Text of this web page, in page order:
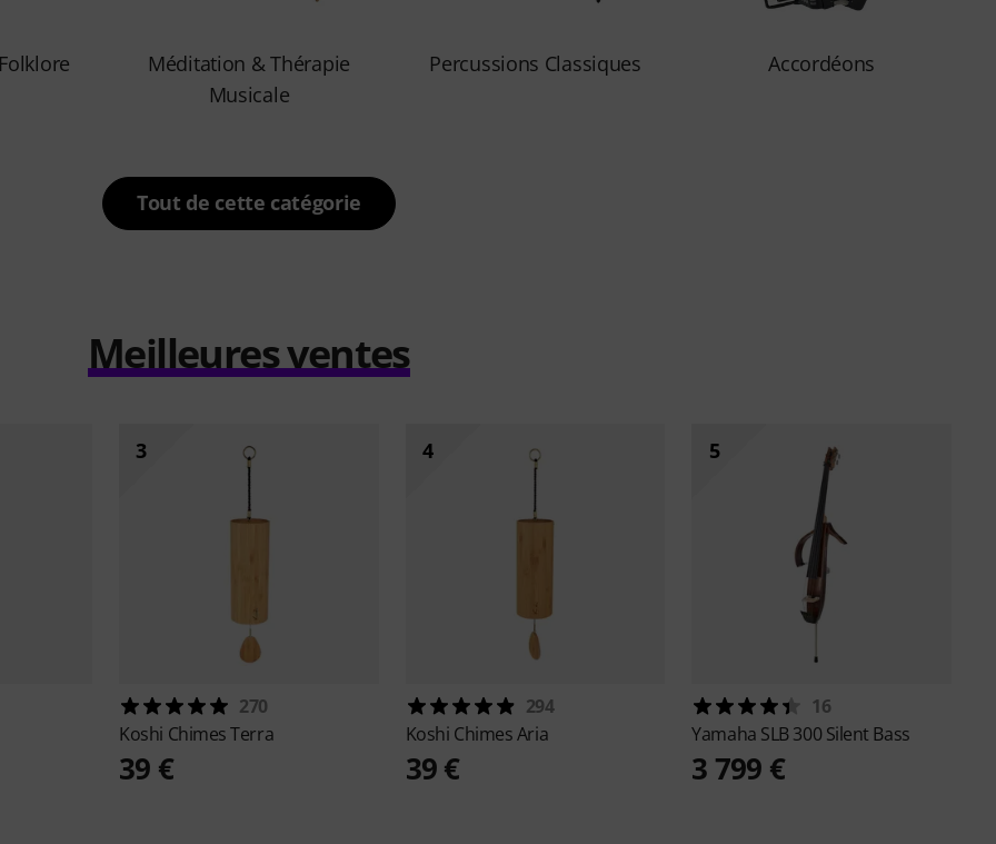
Méditation & Thérapie
Musicale
Percussions Classiques Accordéons
Tout de cette catégorie
Meilleures ventes
3
270
Koshi Chimes Terra
39 €
4
294
Koshi Chimes Aria
39 €
5
16
Yamaha SLB 300 Silent Bass
3 799 €